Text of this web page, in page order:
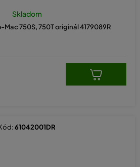
750S, 750T originál 4179089R
Skladom
61042001DR